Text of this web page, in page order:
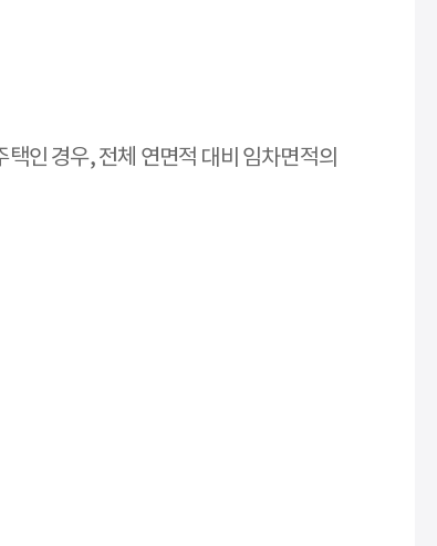
인 경우, 전체 연면적 대비 임차면적의